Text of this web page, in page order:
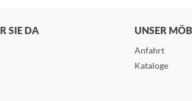
SIE DA UNSER
Anfahrt
Kataloge